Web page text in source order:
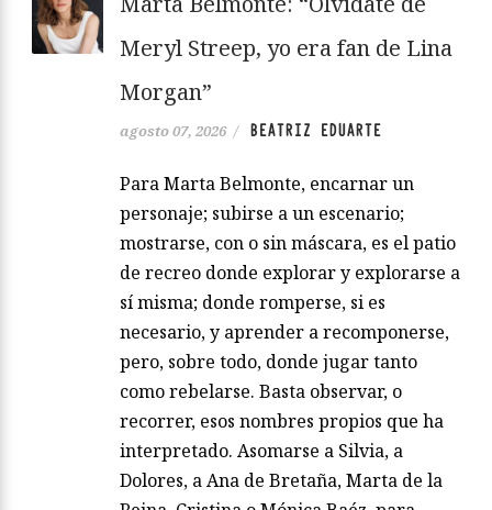
Meryl Streep, yo era fan de Lina
Morgan”
agosto 07, 2026 / BEATRIZ EDUARTE
Para Marta Belmonte, encarnar un
personaje; subirse a un escenario;
mostrarse, con o sin máscara, es el patio
de recreo donde explorar y explorarse a
sí misma; donde romperse, si es
necesario, y aprender a recomponerse,
pero, sobre todo, donde jugar tanto
como rebelarse. Basta observar, o
recorrer, esos nombres propios que ha
interpretado. Asomarse a Silvia, a
Dolores, a Ana de Bretaña, Marta de la